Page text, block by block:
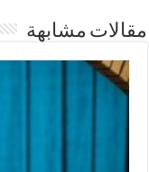
مقالات مشابهة